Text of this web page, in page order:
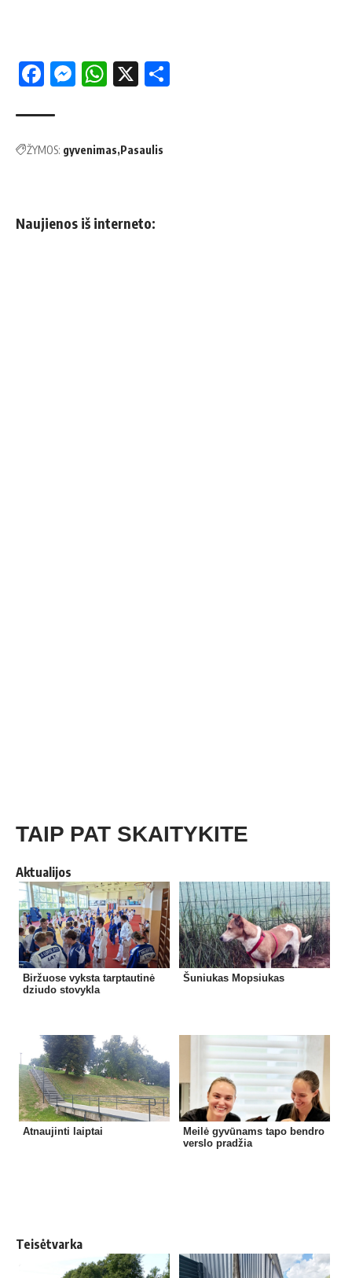
Facebook
Messenger
WhatsApp
X
ŽYMOS: gyvenimas Pasaulis
Naujienos iš interneto:
TAIP PAT SKAITYKITE
Aktualijos
Biržuose vyksta tarptautinė
dziudo stovykla
Šuniukas Mopsiukas
Atnaujinti laiptai
Meilė gyvūnams tapo bendro
verslo pradžia
Teisėtvarka